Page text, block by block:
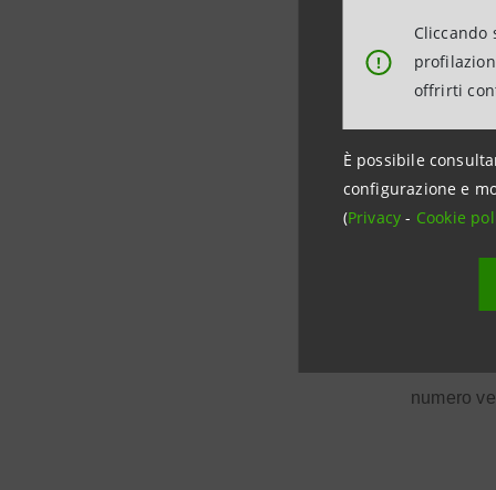
!
Cliccando
offrirti
È possibile
configurazione e
(Privacy- Cookie
Ufficio
+39
numero